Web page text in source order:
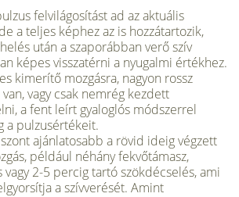
felvilágosítást ad az aktuális
a teljes képhez az is hozzátartozik,
után a szaporábban verő szív
képes visszatérni a nyugalmi értékhez.
kimerítő mozgásra, nagyon rossz
vagy csak nemrég kezdett
a fent leírt gyaloglós módszerrel
a pulzusértékeit.
ajánlatosabb a rövid ideig végzett
például néhány fekvőtámasz,
vagy 2-5 percig tartó szökdécselés, ami
a szívverését. Amint